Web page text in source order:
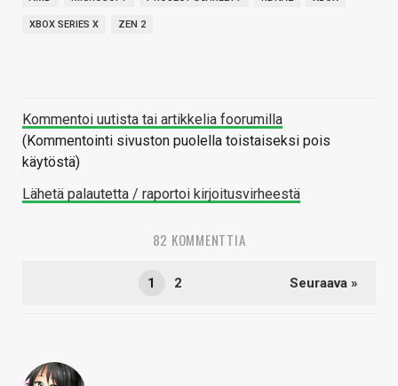
XBOX SERIES X ZEN 2
Kommentoi uutista tai artikkelia foorumilla
(Kommentointi sivuston puolella toistaiseksi pois
käytöstä)
Lähetä palautetta / raportoi kirjoitusvirheestä
82 KOMMENTTIA
1 2 Seuraava »